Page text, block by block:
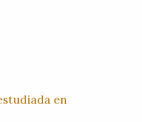
en